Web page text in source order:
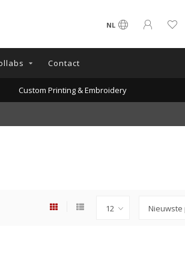
NL
Contact
Custom Printing & Embroidery